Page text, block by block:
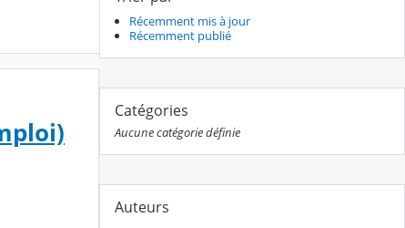
Récemment mis à jour
Récemment publié
Catégories
Aucune catégorie définie
Auteurs